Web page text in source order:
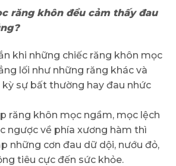
răng khôn đều cảm thấy đau
khi những chiếc răng khôn mọc
lối như những răng khác và
sự bất thường hay đau nhức
răng khôn mọc ngầm, mọc lệch
ngược về phía xương hàm thì
những cơn đau dữ dội, nướu đỏ,
tiêu cực đến sức khỏe.